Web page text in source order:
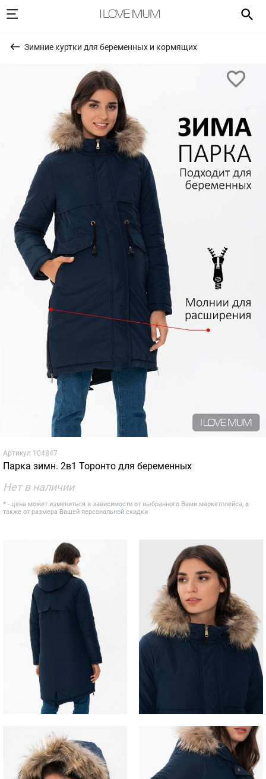
Зимние куртки для беременных и кормящих
Артикул 104847
Парка зимн. 2в1 Торонто для беременных
Нет в наличии
* - цена может измениться в зависимости от выбранного Вами маркетплейса, а
также от размера Вашей персональной скидки